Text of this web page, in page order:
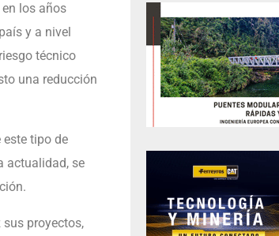
los años
y a nivel
técnico
una reducción
tipo de
actualidad, se
proyectos,